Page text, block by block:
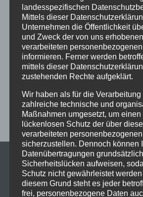
Fortgeschrittene
Gesellschaftstanz
im Schloss
Jive Jugendliche online
Schaut hin!
Schloss Immenstadt
Sommerferien
Streetdance tanzen
Tanzkurs
Tanzpause Tanzschule
Workshop tanzen
Zumba Zumba
landesspezifischen
Mittels dieser
Unternehmen die Öffentlichkeit
und Zweck der von uns
verarbeiteten
informieren. Ferner werden
mittels dieser
zustehenden Rechte aufgeklärt.
Wir haben als für die
zahlreiche technische und
Maßnahmen umgesetzt, um
lückenlosen Schutz der über
verarbeiteten
sicherzustellen. Dennoch können
Datenübertragungen grundsätzlich
Sicherheitslücken aufweisen,
Schutz nicht gewährleistet
diesem Grund steht es jeder
frei, personenbezogene Daten